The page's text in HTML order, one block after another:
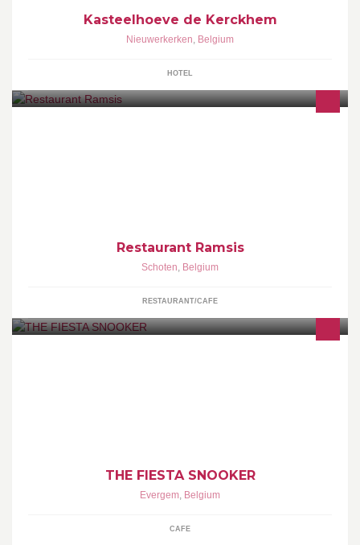
Kasteelhoeve de Kerckhem
Nieuwerkerken, Belgium
HOTEL
Restaurant Ramsis
Schoten, Belgium
RESTAURANT/CAFE
THE FIESTA SNOOKER
Evergem, Belgium
CAFE